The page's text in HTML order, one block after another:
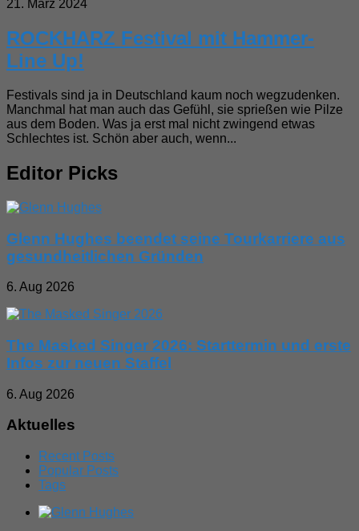
21. März 2024
ROCKHARZ Festival mit Hammer-
Line Up!
Festivals sind ja in Deutschland kaum noch wegzudenken.
Manchmal hat man auch das Gefühl, sie sprießen wie Pilze
aus dem Boden. Was ja erst mal nicht zwingend etwas
Schlechtes ist. Schön aber auch, wenn...
Editor Picks
Glenn Hughes beendet seine Tourkarriere aus
gesundheitlichen Gründen
6. Aug 2026
The Masked Singer 2026: Starttermin und erste
Infos zur neuen Staffel
6. Aug 2026
Aktuelles
Recent Posts
Popular Posts
Tags